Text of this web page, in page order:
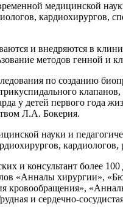
медицинской
и внедряются в
методов генной и
по созданию
у детей первого года
Л.А. Бокерия.
науки и
и консультант более
«Анналы хирургии»,
кровообращения»,
и сердечно-